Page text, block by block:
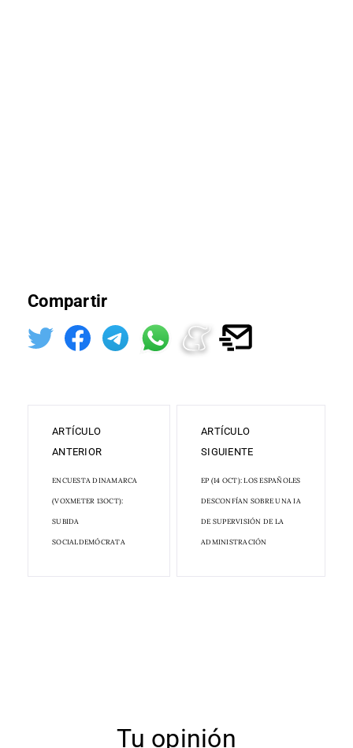
Compartir
ARTÍCULO
ANTERIOR
ENCUESTA DINAMARCA
(VOXMETER 13OCT):
SUBIDA
SOCIALDEMÓCRATA
ARTÍCULO
SIGUIENTE
EP (14 OCT): LOS ESPAÑOLES
DESCONFÍAN SOBRE UNA IA
DE SUPERVISIÓN DE LA
ADMINISTRACIÓN
Tu opinión